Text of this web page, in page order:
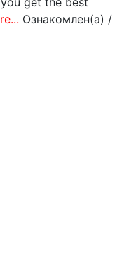
Ознакомлен(а) /